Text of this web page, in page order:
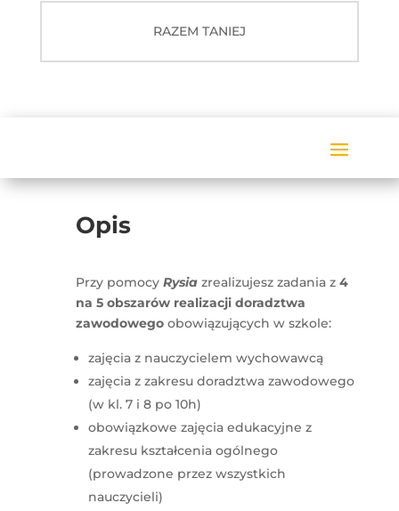
RAZEM TANIEJ
Opis
Przy pomocyRysia zrealizujesz zadania z4
na 5 obszarów realizacji doradztwa
zawodowego obowiązujących w szkole:
zajęcia z nauczycielem wychowawcą
zajęcia z zakresu doradztwa zawodowego
(w kl. 7 i 8 po 10h)
obowiązkowe zajęcia edukacyjne z
zakresu kształcenia ogólnego
(prowadzone przez wszystkich
nauczycieli)